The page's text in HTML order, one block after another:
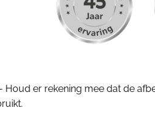
Houd er rekening mee dat de